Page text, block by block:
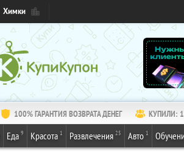
Химки
100% ГАРАНТИЯ ВОЗВРАТА ДЕНЕГ КУПИЛИ:
Еда 9 Красота 1 Развлечения 25 Авто 1